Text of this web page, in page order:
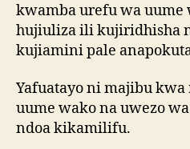
kwamba urefu wa uume
hujiuliza ili kujiridhisha
kujiamini pale
Yafuatayo ni majibu
uume wako na uwezo
ndoa kikamilifu.